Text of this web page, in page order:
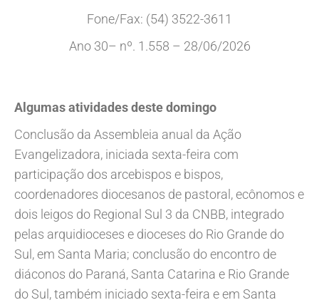
Fone/Fax: (54) 3522-3611
Ano 30– nº. 1.558 – 28/06/2026
Algumas atividades deste domingo
Conclusão da Assembleia anual da Ação
Evangelizadora, iniciada sexta-feira com
participação dos arcebispos e bispos,
coordenadores diocesanos de pastoral, ecônomos e
dois leigos do Regional Sul 3 da CNBB, integrado
pelas arquidioceses e dioceses do Rio Grande do
Sul, em Santa Maria; conclusão do encontro de
diáconos do Paraná, Santa Catarina e Rio Grande
do Sul, também iniciado sexta-feira e em Santa